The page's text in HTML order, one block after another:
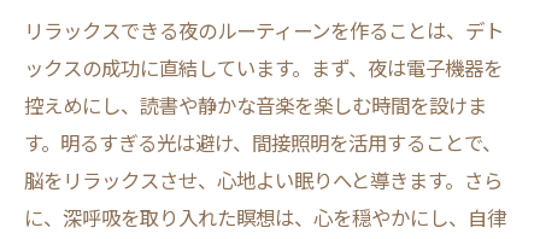
リラックスできる夜のルーティーンを作ることは、デト
ックスの成功に直結しています。まず、夜は電子機器を
控えめにし、読書や静かな音楽を楽しむ時間を設けま
す。明るすぎる光は避け、間接照明を活用することで、
脳をリラックスさせ、心地よい眠りへと導きます。さら
に、深呼吸を取り入れた瞑想は、心を穏やかにし、自律